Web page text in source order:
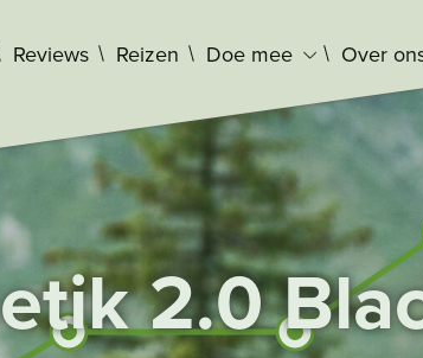
Reviews Reizen Doe mee Over
2.0